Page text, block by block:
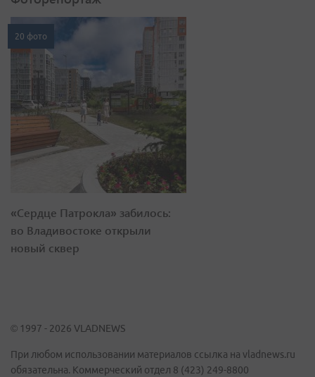
20 фото
«Сердце Патрокла» забилось:
во Владивостоке открыли
новый сквер
© 1997 - 2026 VLADNEWS
При любом использовании материалов ссылка на vladnews.ru
обязательна. Коммерческий отдел 8 (423) 249-8800